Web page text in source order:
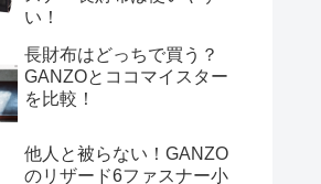
い！
長財布はどっちで買う？
GANZOとココマイスター
を比較！
他人と被らない！GANZO
のリザード6ファスナー小